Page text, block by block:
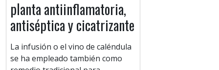
planta antiinflamatoria,
antiséptica y cicatrizante
La infusión o el vino de caléndula
se ha empleado también como